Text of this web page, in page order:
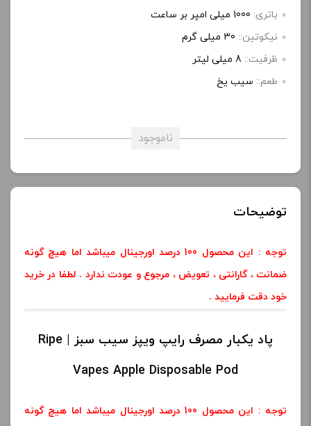
باتری: 1000 میلی امپر بر ساعت
نیکوتین:: 30 میلی گرم
ظرفیت:: 8 میلی لیتر
طعم:: سیب یخ
ناموجود
توضیحات
توجه : این محصول 100 درصد اورجینال میباشد اما هیچ گونه
ضمانت ، گارانتی ، تعویض ، مرجوع و عودت ندارد . لطفا در خرید
خود دقت فرمایید .
پاد یکبار مصرف رایپ ویپز سیب سبز | Ripe
Vapes Apple Disposable Pod
توجه : این محصول 100 درصد اورجینال میباشد اما هیچ گونه